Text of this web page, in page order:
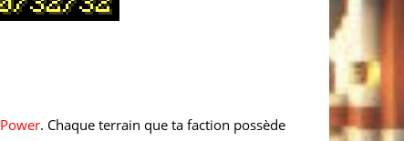
Power. Chaque terrain que ta faction possède